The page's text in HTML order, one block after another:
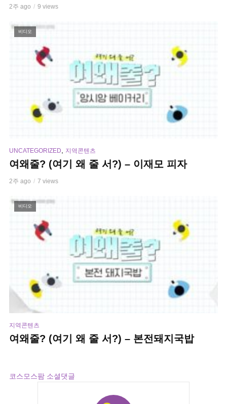
2주 ago 9 views
비디오
UNCATEGORIZED 지역콘텐츠
여왜줄? (여기 왜 줄 서?) – 이재모 피자
2주 ago 7 views
비디오
지역콘텐츠
여왜줄? (여기 왜 줄 서?) – 본전돼지국밥
코스모스팜 소셜댓글